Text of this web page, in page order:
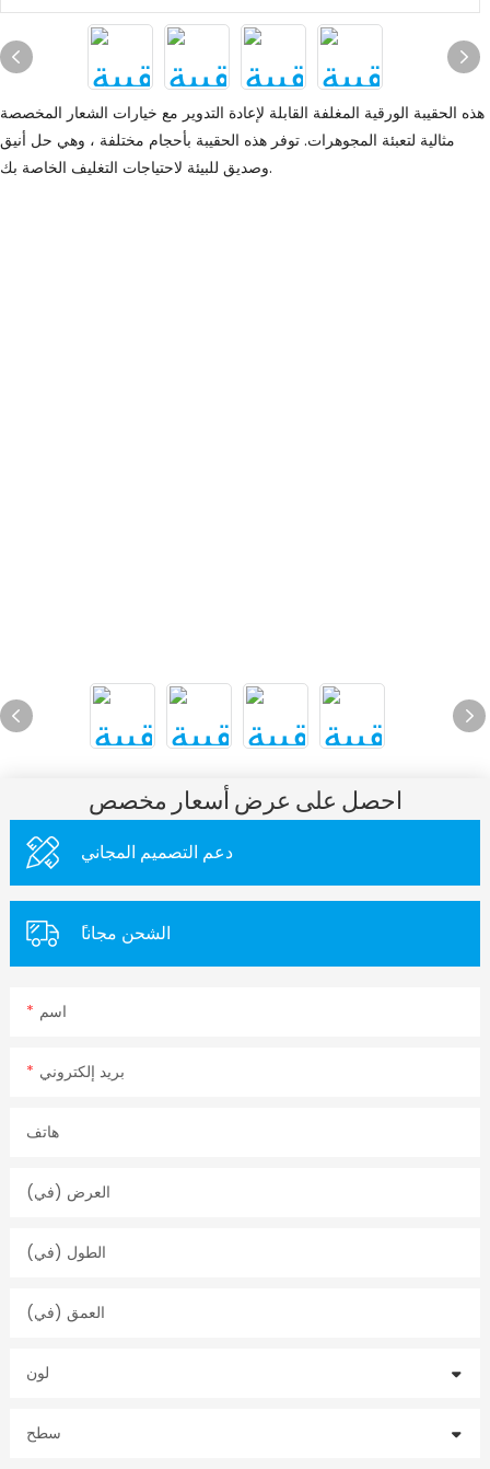
هذه الحقيبة الورقية المغلفة القابلة لإعادة التدوير مع خيارات الشعار المخصصة
مثالية لتعبئة المجوهرات. توفر هذه الحقيبة بأحجام مختلفة ، وهي حل أنيق
وصديق للبيئة لاحتياجات التغليف الخاصة بك.
احصل على عرض أسعار مخصص
دعم التصميم المجاني
ًالشحن مجانا
اسم
بريد إلكتروني
هاتف
العرض (في)
الطول (في)
العمق (في)
لون
سطح